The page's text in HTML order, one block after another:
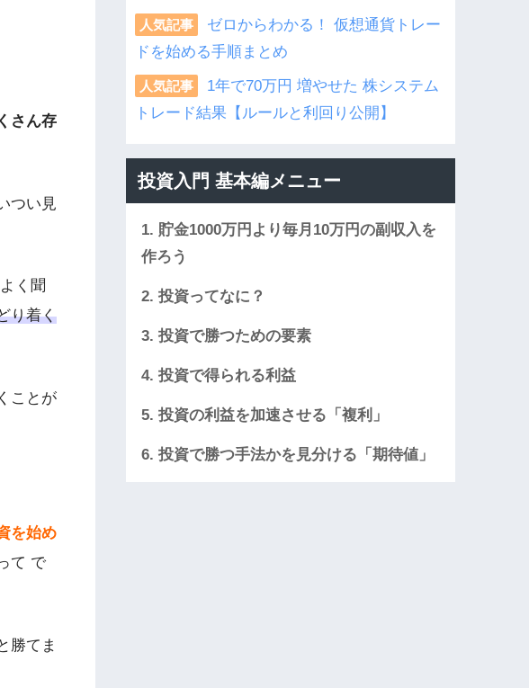
さん存
つい見
く聞
り着く
ことが
を始め
て で
勝てま
人気記事
ゼロからわかる！ 仮想通貨トレー
ドを始める手順まとめ
人気記事
1年で70万円 増やせた 株システム
トレード結果【ルールと利回り公開】
投資入門 基本編メニュー
1. 貯金1000万円より毎月10万円の副収入を
作ろう
2. 投資ってなに？
3. 投資で勝つための要素
4. 投資で得られる利益
5. 投資の利益を加速させる「複利」
6. 投資で勝つ手法かを見分ける「期待値」